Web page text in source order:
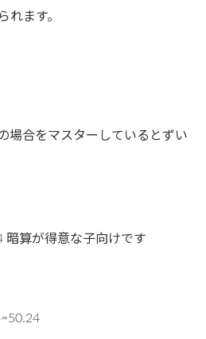
れます。
場合をマスターしているとずい
暗算が得意な子向けです